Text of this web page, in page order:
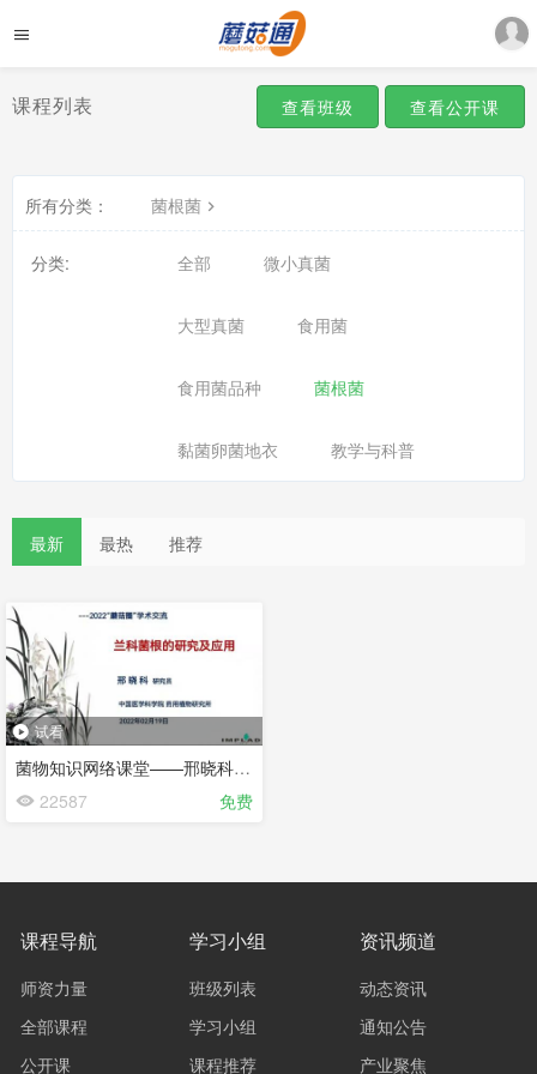
课程列表 查看班级 查看公开课
所有分类： 菌根菌
分类: 全部 微小真菌
大型真菌 食用菌
食用菌品种 菌根菌
黏菌卵菌地衣 教学与科普
最新 最热 推荐
试看
菌物知识网络课堂——邢晓科：兰科菌根的研究及应用
22587
免费
课程导航
师资力量
全部课程
公开课
学习小组
班级列表
学习小组
课程推荐
资讯频道
动态资讯
通知公告
产业聚焦